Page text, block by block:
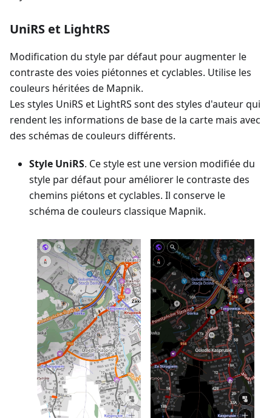
UniRS et LightRS
Modification du style par défaut pour augmenter le
contraste des voies piétonnes et cyclables. Utilise les
couleurs héritées de Mapnik.
Les styles UniRS et LightRS sont des styles d'auteur qui
rendent les informations de base de la carte mais avec
des schémas de couleurs différents.
Style UniRS. Ce style est une version modifiée du
style par défaut pour améliorer le contraste des
chemins piétons et cyclables. Il conserve le
schéma de couleurs classique Mapnik.